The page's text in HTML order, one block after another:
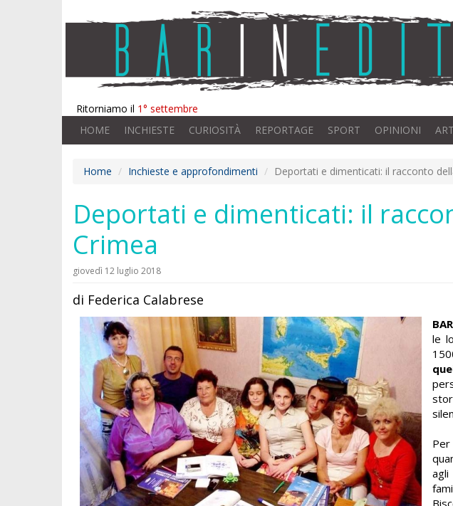
Ritorniamo il 1° settembre
HOME INCHIESTE CURIOSITÀ REPORTAGE SPORT OPINIONI
Home Inchieste e approfondimenti Deportati e dimenticati: il racconto
Deportati e dimenticati: il
Crimea
giovedì 12 luglio 2018
di Federica Calabrese
le